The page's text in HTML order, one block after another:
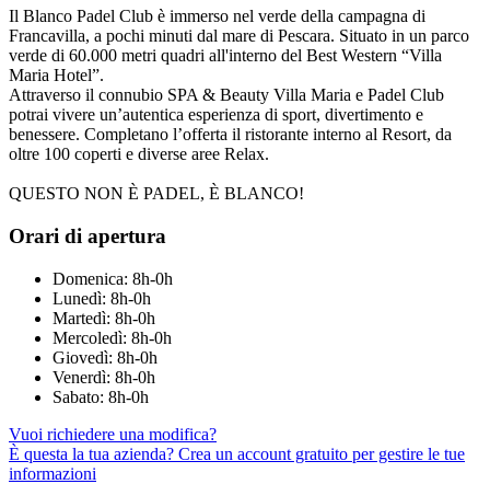
Il Blanco Padel Club è immerso nel verde della campagna di
Francavilla, a pochi minuti dal mare di Pescara. Situato in un parco
verde di 60.000 metri quadri all'interno del Best Western “Villa
Maria Hotel”.
Attraverso il connubio SPA & Beauty Villa Maria e Padel Club
potrai vivere un’autentica esperienza di sport, divertimento e
benessere. Completano l’offerta il ristorante interno al Resort, da
oltre 100 coperti e diverse aree Relax.
QUESTO NON È PADEL, È BLANCO!
Orari di apertura
Domenica: 8h-0h
Lunedì: 8h-0h
Martedì: 8h-0h
Mercoledì: 8h-0h
Giovedì: 8h-0h
Venerdì: 8h-0h
Sabato: 8h-0h
Vuoi richiedere una modifica?
È questa la tua azienda? Crea un account gratuito per gestire le tue
informazioni